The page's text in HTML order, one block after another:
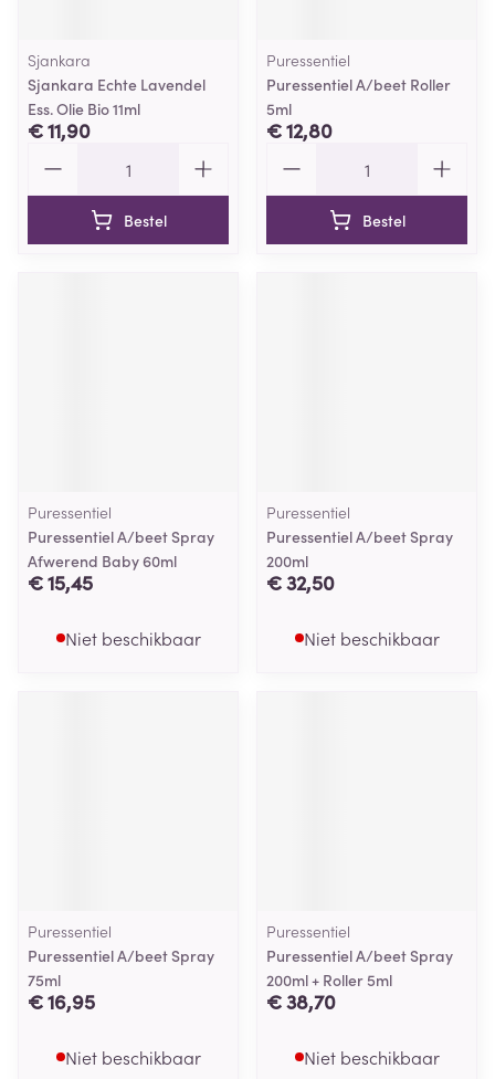
Sjankara
Sjankara Echte Lavendel
Ess. Olie Bio 11ml
€ 11,90
Bestel
Puressentiel
Puressentiel A/beet Roller
5ml
€ 12,80
Bestel
Puressentiel
Puressentiel A/beet Spray
Afwerend Baby 60ml
€ 15,45
Niet beschikbaar
Puressentiel
Puressentiel A/beet Spray
200ml
€ 32,50
Niet beschikbaar
Puressentiel
Puressentiel A/beet Spray
75ml
€ 16,95
Niet beschikbaar
Puressentiel
Puressentiel A/beet Spray
200ml + Roller 5ml
€ 38,70
Niet beschikbaar